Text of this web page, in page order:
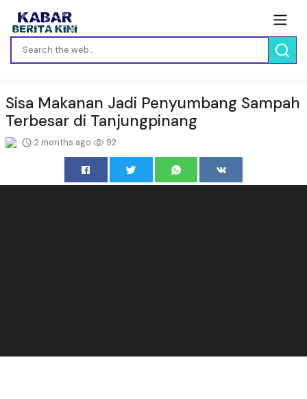
Sisa Makanan Jadi Penyumbang Sampah
Terbesar di Tanjungpinang
2 months ago 92